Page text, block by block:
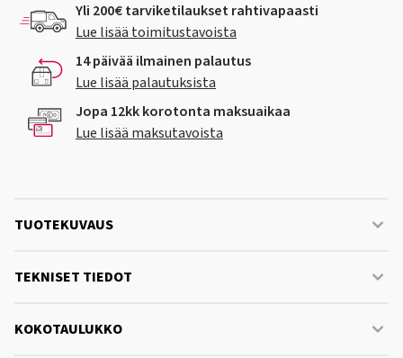
Yli 200€ tarviketilaukset rahtivapaasti
Lue lisää toimitustavoista
14 päivää ilmainen palautus
Lue lisää palautuksista
Jopa 12kk korotonta maksuaikaa
Lue lisää maksutavoista
TUOTEKUVAUS
TEKNISET TIEDOT
KOKOTAULUKKO